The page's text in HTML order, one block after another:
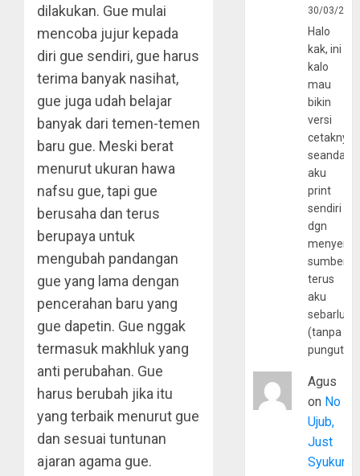
dilakukan. Gue mulai
mencoba jujur kepada
diri gue sendiri, gue harus
terima banyak nasihat,
gue juga udah belajar
banyak dari temen-temen
baru gue. Meski berat
menurut ukuran hawa
nafsu gue, tapi gue
berusaha dan terus
berupaya untuk
mengubah pandangan
gue yang lama dengan
pencerahan baru yang
gue dapetin. Gue nggak
termasuk makhluk yang
anti perubahan. Gue
harus berubah jika itu
yang terbaik menurut gue
dan sesuai tuntunan
ajaran agama gue.
30/03/
Halo
kak, ini
kalo
mau
bikin
versi
cetaknya
aku
print
sendiri
dgn
sumber
terus
aku
(tanpa
Agus
on No
Ujub,
Just
Syukur